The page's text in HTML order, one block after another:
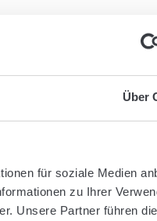
Über
für soziale Medien
zu Ihrer
Unsere Partner führen
Logistiqo,
invoices easily and